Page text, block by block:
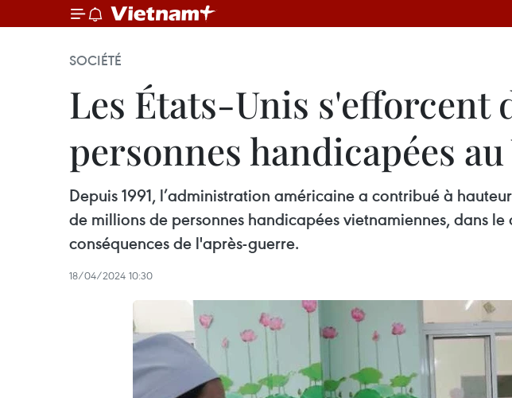
SOCIÉTÉ
Les États-Unis s'efforcent
personnes handicapées
Depuis 1991, l’administration américaine a contribué à
de millions de personnes handicapées vietnamiennes, dans
conséquences de l'après-guerre.
18/04/2024 10:30